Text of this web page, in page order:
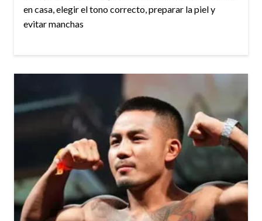
en casa, elegir el tono correcto, preparar la piel y
evitar manchas